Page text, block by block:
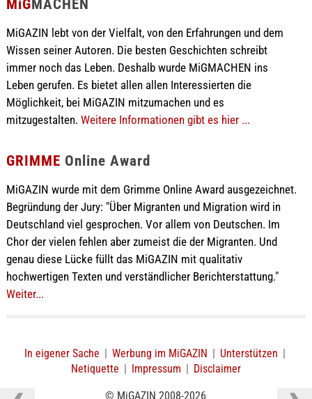
MiGMACHEN
MiGAZIN lebt von der Vielfalt, von den Erfahrungen und dem
Wissen seiner Autoren. Die besten Geschichten schreibt
immer noch das Leben. Deshalb wurde MiGMACHEN ins
Leben gerufen. Es bietet allen allen Interessierten die
Möglichkeit, bei MiGAZIN mitzumachen und es
mitzugestalten. Weitere Informationen gibt es hier ...
GRIMME Online Award
MiGAZIN wurde mit dem Grimme Online Award ausgezeichnet.
Begründung der Jury: "Über Migranten und Migration wird in
Deutschland viel gesprochen. Vor allem von Deutschen. Im
Chor der vielen fehlen aber zumeist die der Migranten. Und
genau diese Lücke füllt das MiGAZIN mit qualitativ
hochwertigen Texten und verständlicher Berichterstattung."
Weiter...
In eigener Sache | Werbung im MiGAZIN | Unterstützen |
Netiquette | Impressum | Disclaimer
© MiGAZIN 2008-2026